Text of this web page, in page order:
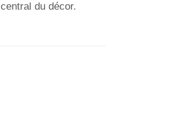
du décor.